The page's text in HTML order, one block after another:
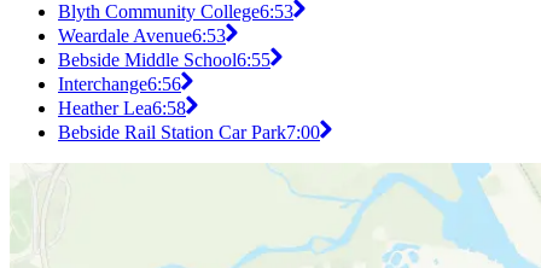
Blyth Community College6:53
Weardale Avenue6:53
Bebside Middle School6:55
Interchange6:56
Heather Lea6:58
Bebside Rail Station Car Park7:00